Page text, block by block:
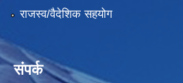
राजस्व/वैदेशिक सहयोग
संपर्क